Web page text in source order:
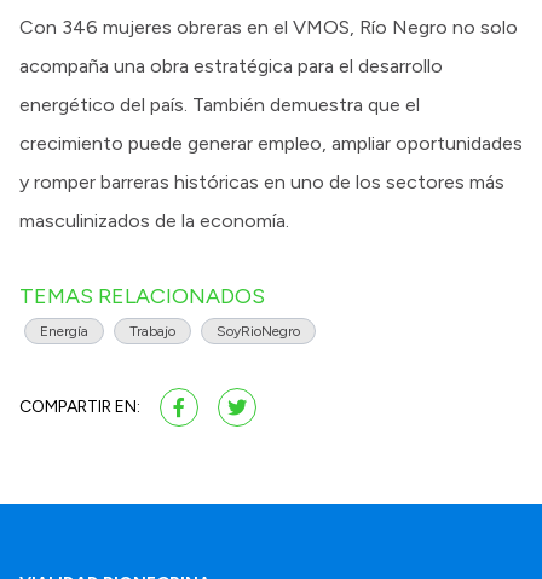
Con 346 mujeres obreras en el VMOS, Río Negro no solo
acompaña una obra estratégica para el desarrollo
energético del país. También demuestra que el
crecimiento puede generar empleo, ampliar oportunidades
y romper barreras históricas en uno de los sectores más
masculinizados de la economía.
TEMAS RELACIONADOS
Energía Trabajo SoyRioNegro
COMPARTIR EN: